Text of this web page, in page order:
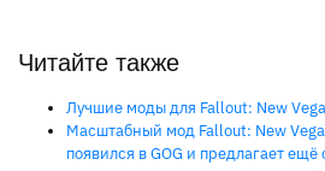
Читайте также
Лучшие моды для Fallout: New
Масштабный мод Fallout: New
появился в GOG и предлагает